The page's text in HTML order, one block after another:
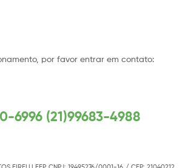
por favor entrar em contato:
6996 (21)99683-4988